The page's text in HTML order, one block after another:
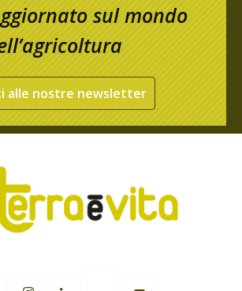
sul mondo
alle nostre newsletter